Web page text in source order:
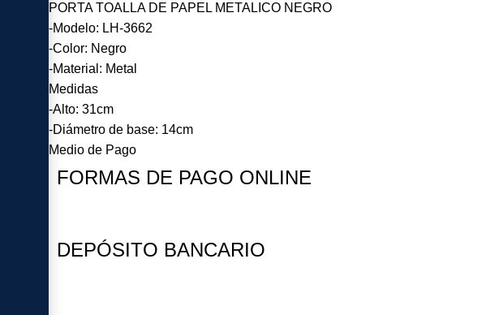
PORTA TOALLA DE PAPEL METALICO NEGRO
-Modelo: LH-3662
-Color: Negro
-Material: Metal
Medidas
-Alto: 31cm
-Diámetro de base: 14cm
Medio de Pago
FORMAS DE PAGO ONLINE
DEPÓSITO BANCARIO